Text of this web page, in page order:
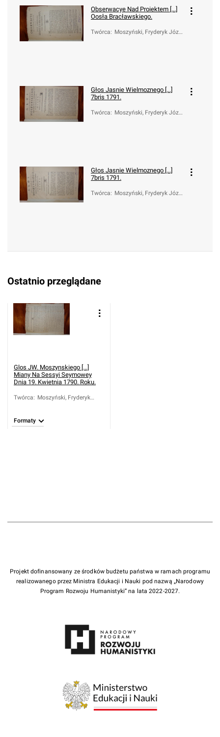
Obserwacye Nad Proiektem [...]
Oosła Bracławskiego.
Twórca: Moszyński, Fryderyk Józe
Głos Jasnie Wielmoznego [...]
7bris 1791.
Twórca: Moszyński, Fryderyk Józe
Głos Jasnie Wielmoznego [...]
7bris 1791.
Twórca: Moszyński, Fryderyk Józe
Ostatnio przeglądane
Glos JW. Moszynskiego [...]
Miany Na Sessyi Seymowey
Dnia 19. Kwietnia 1790. Roku.
Twórca: Moszyński, Fryderyk
Formaty
Projekt dofinansowany ze środków budżetu państwa w ramach programu
realizowanego przez Ministra Edukacji i Nauki pod nazwą „Narodowy
Program Rozwoju Humanistyki” na lata 2022-2027.